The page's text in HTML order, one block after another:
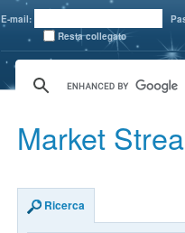
E-mail:
Resta collegato
Market
Ricerca